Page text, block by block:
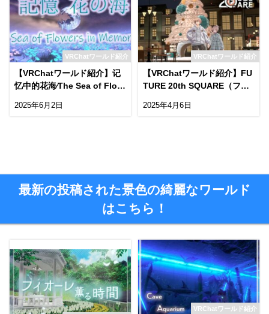
VRChatワールド紹介
【VRChatワールド紹介】记
忆中的花海⁄The Sea of Flow
2025年6月2日
VRChatワールド紹介
【VRChatワールド紹介】FU
TURE 20th SQUARE（フュ
2025年4月6日
最新の投稿された景色の綺麗なワールド
はこちら！
VRChatワールド紹介